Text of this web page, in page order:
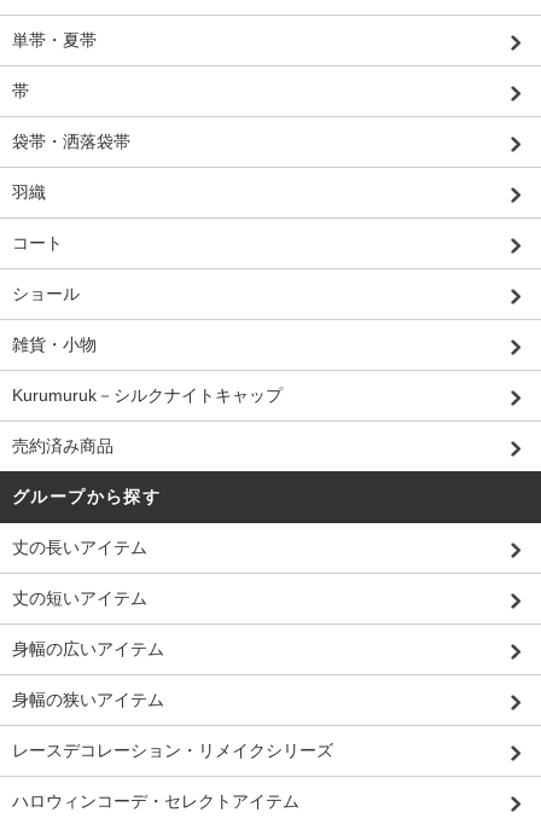
単帯・夏帯
帯
袋帯・洒落袋帯
羽織
コート
ショール
雑貨・小物
Kurumuruk－シルクナイトキャップ
売約済み商品
グループから探す
丈の長いアイテム
丈の短いアイテム
身幅の広いアイテム
身幅の狭いアイテム
レースデコレーション・リメイクシリーズ
ハロウィンコーデ・セレクトアイテム